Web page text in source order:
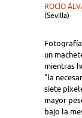
ROCÍO
(Sevilla)
Fotografía
un
mientras
"la
siete
mayor
bajo la